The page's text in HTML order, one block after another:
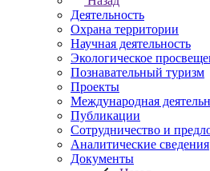
Деятельность
Охрана территории
Научная деятельность
Экологическое
Познавательный туризм
Проекты
Международная
Публикации
Сотрудничество и
Аналитические сведения
Документы